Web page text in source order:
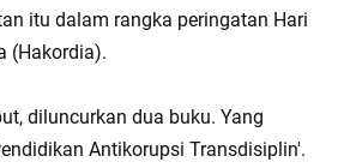
itu dalam rangka peringatan Hari
(Hakordia).
diluncurkan dua buku. Yang
Antikorupsi Transdisiplin'.